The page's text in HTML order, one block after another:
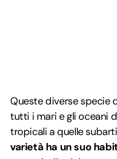
Queste diverse specie
tutti i mari e gli oceani
tropicali a quelle
varietà ha un suo